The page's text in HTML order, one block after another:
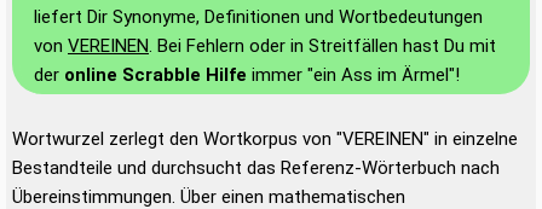
liefert Dir Synonyme, Definitionen und Wortbedeutungen
von VEREINEN. Bei Fehlern oder in Streitfällen hast Du mit
der online Scrabble Hilfe immer "ein Ass im Ärmel"!
Wortwurzel zerlegt den Wortkorpus von "VEREINEN" in einzelne
Bestandteile und durchsucht das Referenz-Wörterbuch nach
Übereinstimmungen. Über einen mathematischen